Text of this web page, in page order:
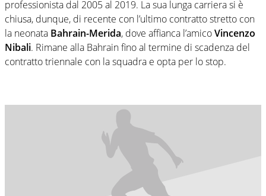
professionista dal 2005 al 2019. La sua lunga carriera si è
chiusa, dunque, di recente con l’ultimo contratto stretto con
la neonata Bahrain-Merida, dove affianca l’amicoVincenzo
Nibali. Rimane alla Bahrain fino al termine di scadenza del
contratto triennale con la squadra e opta per lo stop.